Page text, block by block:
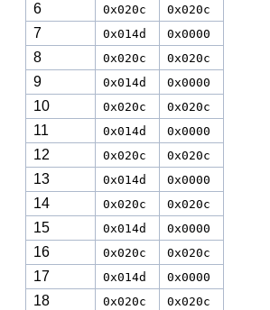
6 0x020c 0x020c
7 0x014d 0x0000
8 0x020c 0x020c
9 0x014d 0x0000
10 0x020c 0x020c
11 0x014d 0x0000
12 0x020c 0x020c
13 0x014d 0x0000
14 0x020c 0x020c
15 0x014d 0x0000
16 0x020c 0x020c
17 0x014d 0x0000
18 0x020c 0x020c